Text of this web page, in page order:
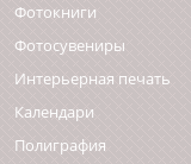
Фотокниги
Фотосувениры
Интерьерная печать
Календари
Полиграфия